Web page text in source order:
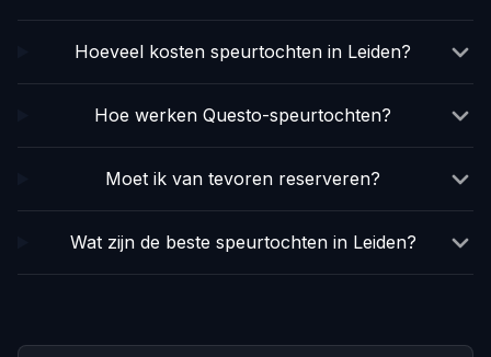
Hoeveel kosten speurtochten in Leiden?
Hoe werken Questo-speurtochten?
Moet ik van tevoren reserveren?
Wat zijn de beste speurtochten in Leiden?